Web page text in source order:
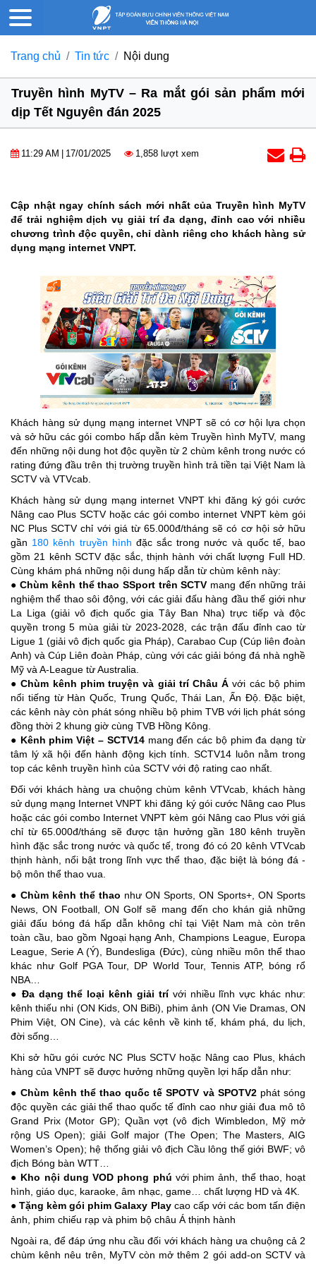
Trang chủ Tin tức Nội dung
Truyền hình MyTV – Ra mắt gói sản phẩm mới
dịp Tết Nguyên đán 2025
11:29 AM 17/01/2025 1,858 lượt xem
Cập nhật ngay chính sách mới nhất của Truyền hình MyTV
để trải nghiệm dịch vụ giải trí đa dạng, đỉnh cao với nhiều
chương trình độc quyền, chỉ dành riêng cho khách hàng sử
dụng mạng internet VNPT.
Khách hàng sử dụng mạng internet VNPT sẽ có cơ hội lựa chọn
và sở hữu các gói combo hấp dẫn kèm Truyền hình MyTV, mang
đến những nội dung hot độc quyền từ 2 chùm kênh trong nước có
rating đứng đầu trên thị trường truyền hình trả tiền tại Việt Nam là
SCTV và VTVcab.
Khách hàng sử dụng mạng internet VNPT khi đăng ký gói cước
Nâng cao Plus SCTV hoặc các gói combo internet VNPT kèm gói
NC Plus SCTV chỉ với giá từ 65.000đ/tháng sẽ có cơ hội sở hữu
gần 180 kênh truyền hình đặc sắc trong nước và quốc tế, bao
gồm 21 kênh SCTV đặc sắc, thịnh hành với chất lượng Full HD.
Cùng khám phá những nội dung hấp dẫn từ chùm kênh này:
●Chùm kênh thể thao SSport trên SCTV mang đến những trải
nghiệm thể thao sôi động, với các giải đấu hàng đầu thế giới như
La Liga (giải vô địch quốc gia Tây Ban Nha) trực tiếp và độc
quyền trong 5 mùa giải từ 2023-2028, các trận đấu đỉnh cao từ
Ligue 1 (giải vô địch quốc gia Pháp), Carabao Cup (Cúp liên đoàn
Anh) và Cúp Liên đoàn Pháp, cùng với các giải bóng đá nhà nghề
Mỹ và A-League từ Australia.
●Chùm kênh phim truyện và giải trí Châu Á với các bộ phim
nổi tiếng từ Hàn Quốc, Trung Quốc, Thái Lan, Ấn Độ. Đặc biệt,
các kênh này còn phát sóng nhiều bộ phim TVB với lịch phát sóng
đồng thời 2 khung giờ cùng TVB Hồng Kông.
● Kênh phim Việt – SCTV14mang đến các bộ phim đa dạng từ
tâm lý xã hội đến hành động kịch tính. SCTV14 luôn nằm trong
top các kênh truyền hình của SCTV với độ rating cao nhất.
Đối với khách hàng ưa chuộng chùm kênh VTVcab, khách hàng
sử dụng mạng Internet VNPT khi đăng ký gói cước Nâng cao Plus
hoặc các gói combo Internet VNPT kèm gói Nâng cao Plus với giá
chỉ từ 65.000đ/tháng sẽ được tận hưởng gần 180 kênh truyền
hình đặc sắc trong nước và quốc tế, trong đó có 20 kênh VTVcab
thịnh hành, nổi bật trong lĩnh vực thể thao, đặc biệt là bóng đá -
bộ môn thể thao vua.
● Chùm kênh thể thao như ON Sports, ON Sports+, ON Sports
News, ON Football, ON Golf sẽ mang đến cho khán giả những
giải đấu bóng đá hấp dẫn không chỉ tại Việt Nam mà còn trên
toàn cầu, bao gồm Ngoại hạng Anh, Champions League, Europa
League, Serie A (Ý), Bundesliga (Đức), cùng nhiều môn thể thao
khác như Golf PGA Tour, DP World Tour, Tennis ATP, bóng rổ
NBA…
● Đa dạng thể loại kênh giải trívới nhiều lĩnh vực khác như:
kênh thiếu nhi (ON Kids, ON BiBi), phim ảnh (ON Vie Dramas, ON
Phim Việt, ON Cine), và các kênh về kinh tế, khám phá, du lịch,
đời sống…
Khi sở hữu gói cước NC Plus SCTV hoặc Nâng cao Plus, khách
hàng của VNPT sẽ được hưởng những quyền lợi hấp dẫn như:
●Chùm kênh thể thao quốc tế SPOTV và SPOTV2phát sóng
độc quyền các giải thể thao quốc tế đỉnh cao như giải đua mô tô
Grand Prix (Motor GP); Quần vợt (vô địch Wimbledon, Mỹ mở
rộng US Open); giải Golf major (The Open; The Masters, AIG
Women’s Open); hệ thống giải vô địch Cầu lông thế giới BWF; vô
địch Bóng bàn WTT…
● Kho nội dung VOD phong phú với phim ảnh, thể thao, hoạt
hình, giáo dục, karaoke, âm nhạc, game… chất lượng HD và 4K.
●Tặng kèm gói phim Galaxy Playcao cấp với các bom tấn điện
ảnh, phim chiếu rạp và phim bộ châu Á thịnh hành
Ngoài ra, để đáp ứng nhu cầu đối với khách hàng ưa chuộng cả 2
chùm kênh nêu trên, MyTV còn mở thêm 2 gói add-on SCTV và